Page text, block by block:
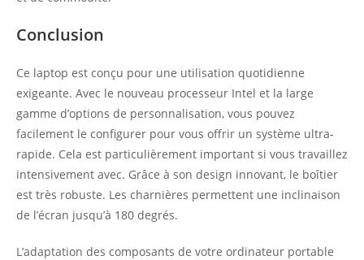
Conclusion
Ce laptop est conçu pour une utilisation quotidienne
exigeante. Avec le nouveau processeur Intel et la large
gamme d’options de personnalisation, vous pouvez
facilement le configurer pour vous offrir un système ultra-
rapide. Cela est particulièrement important si vous travaillez
intensivement avec. Grâce à son design innovant, le boîtier
est très robuste. Les charnières permettent une inclinaison
de l’écran jusqu’à 180 degrés.
L’adaptation des composants de votre ordinateur portable